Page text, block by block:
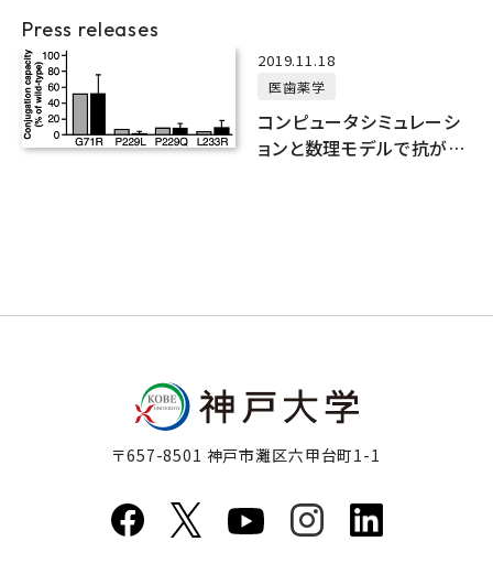
Press releases
2019.11.18
医歯薬学
コンピュータシミュレーシ
ョンと数理モデルで抗がん
〒657-8501 神戸市灘区六甲台町1-1